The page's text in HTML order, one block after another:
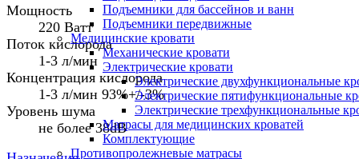
Подъемники для бассейнов и ванн
Подъемники передвижные
Медицинские кровати
Механические кровати
Электрические кровати
Электрические двухфункциональные
Электрические пятифункциональные
Электрические трехфункциональные
Матрасы для медицинских кроватей
Комплектующие
Противопролежневые матрасы
Мощность
220 Ватт
Поток кислорода
1-3 л/мин
Концентрация кислорода
1-3 л/мин 93%+/-3%
Уровень шума
не более 38dB